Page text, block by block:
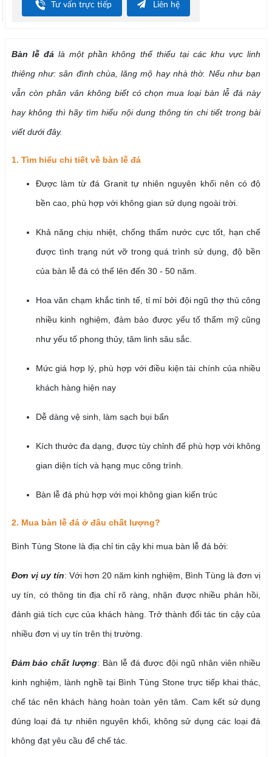
Tư vấn trực tiếp Liên hệ
Bàn lễ đálà một phần không thể thiếu tại các khu vực linh
thiêng như: sân đình chùa, lăng mộ hay nhà thờ. Nếu như bạn
vẫn còn phân vân không biết có chọn mua loại bàn lễ đá này
hay không thì hãy tìm hiểu nội dung thông tin chi tiết trong bài
viết dưới đây.
1. Tìm hiểu chi tiết về bàn lễ đá
Được làm từ đá Granit tự nhiên nguyên khối nên có độ
bền cao, phù hợp với không gian sử dụng ngoài trời.
Khả năng chịu nhiệt, chống thấm nước cực tốt, hạn chế
được tình trạng nứt vỡ trong quá trình sử dụng, độ bền
của bàn lễ đá có thể lên đến 30 - 50 năm.
Hoa văn chạm khắc tinh tế, tỉ mỉ bởi đội ngũ thợ thủ công
nhiều kinh nghiệm, đảm bảo được yếu tố thẩm mỹ cũng
như yếu tố phong thủy, tâm linh sâu sắc.
Mức giá hợp lý, phù hợp với điều kiện tài chính của nhiều
khách hàng hiện nay
Dễ dàng vệ sinh, làm sạch bụi bẩn
Kích thước đa dạng, được tùy chỉnh để phù hợp với không
gian diện tích và hạng mục công trình.
Bàn lễ đá phù hợp với mọi không gian kiến trúc
2. Mua bàn lễ đá ở đâu chất lượng?
Bình Tùng Stone là địa chỉ tin cậy khi mua bàn lễ đá bởi:
Đơn vị uy tín: Với hơn 20 năm kinh nghiệm, Bình Tùng là đơn vị
uy tín, có thông tin địa chỉ rõ ràng, nhận được nhiều phản hồi,
đánh giá tích cực của khách hàng. Trở thành đối tác tin cậy của
nhiều đơn vị uy tín trên thị trường.
Đảm bảo chất lượng: Bàn lễ đá được đội ngũ nhân viên nhiều
kinh nghiệm, lành nghề tại Bình Tùng Stone trực tiếp khai thác,
chế tác nên khách hàng hoàn toàn yên tâm. Cam kết sử dụng
đúng loại đá tự nhiên nguyên khối, không sử dụng các loại đá
không đạt yêu cầu để chế tác.